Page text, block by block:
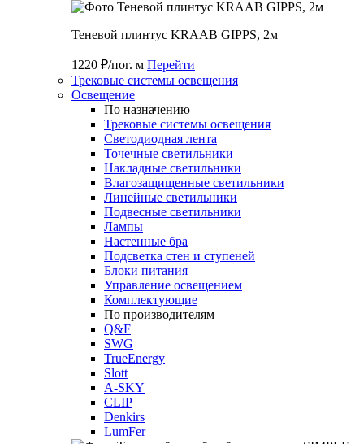
Теневой плинтус KRAAB GIPPS, 2м
1220 ₽/пог. м Перейти
Трековые системы освещения
Освещение
По назначению
Трековые системы освещения
Светодиодная лента
Точечные светильники
Накладные светильники
Влагозащищенные светильники
Линейные светильники
Подвесные светильники
Лампы
Настенные бра
Подсветка стен и ступеней
Блоки питания
Управление освещением
Комплектующие
По производителям
Q&F
SWG
TrueEnergy
Slott
A-SKY
CLIP
Denkirs
LumFer